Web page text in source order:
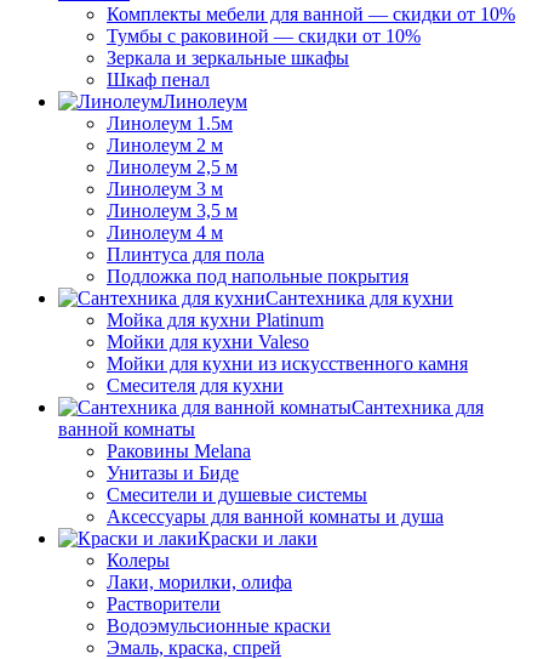
Комплекты мебели для ванной — скидки от 10%
Тумбы с раковиной — скидки от 10%
Зеркала и зеркальные шкафы
Шкаф пенал
Линолеум
Линолеум 1.5м
Линолеум 2 м
Линолеум 2,5 м
Линолеум 3 м
Линолеум 3,5 м
Линолеум 4 м
Плинтуса для пола
Подложка под напольные покрытия
Сантехника для кухни
Мойка для кухни Platinum
Мойки для кухни Valeso
Мойки для кухни из искусственного камня
Смесителя для кухни
Сантехника для
ванной комнаты
Раковины Melana
Унитазы и Биде
Смесители и душевые системы
Аксессуары для ванной комнаты и душа
Краски и лаки
Колеры
Лаки, морилки, олифа
Растворители
Водоэмульсионные краски
Эмаль, краска, спрей